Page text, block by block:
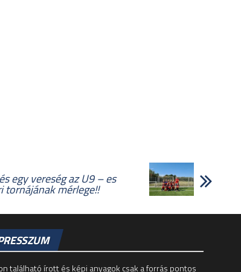
egy vereség az U9 – es
tornájának mérlege!!
található írott és képi anyagok csak a forrás pontos